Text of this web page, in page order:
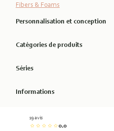
Fibers & Foams
Personnalisation et conception
Catégories de produits
Séries
Informations
19 avis
0.0